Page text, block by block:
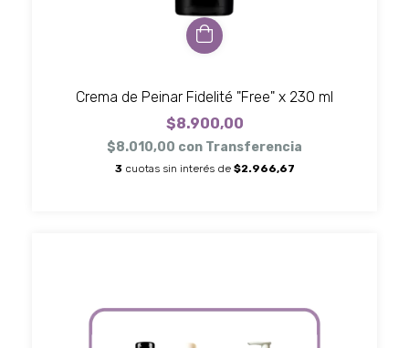
Crema de Peinar Fidelité "Free" x 230 ml
$8.900,00
$8.010,00 con Transferencia
3 cuotas sin interés de $2.966,67